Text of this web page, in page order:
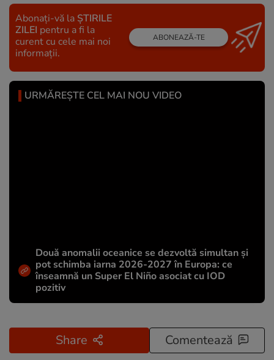
Abonați-vă la ȘTIRILE
ZILEI pentru a fi la
curent cu cele mai noi
informații.
ABONEAZĂ-TE
URMĂREȘTE CEL MAI NOU VIDEO
Două anomalii oceanice se dezvoltă simultan și
pot schimba iarna 2026-2027 în Europa: ce
înseamnă un Super El Niño asociat cu IOD
pozitiv
Share Comentează